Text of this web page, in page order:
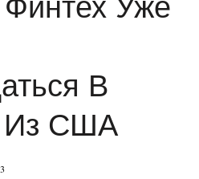
Уже
В
США